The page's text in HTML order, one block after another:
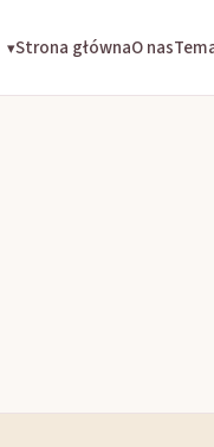
▾Strona głównaO nas